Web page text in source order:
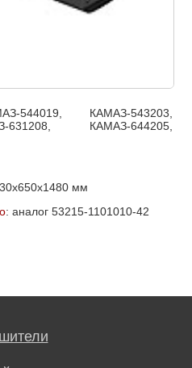
544019, КАМАЗ-543203,
КАМАЗ-644205,
мм
: аналог 53215-1101010-42